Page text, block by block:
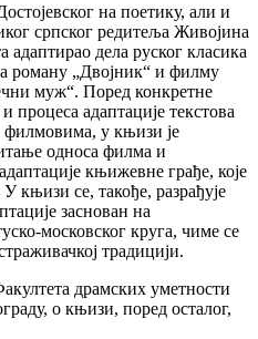
на поетику, али и
српског редитеља Живојина
адаптирао дела руског класика
роману „Двојник“ и филму
муж“. Поред конкретне
процеса адаптације текстова
филмовима, у књизи је
односа филма и
књижевне грађе, које
књизи се, такође, разрађује
заснован на
московског круга, чиме се
традицији.
драмских уметности
о књизи, поред осталог,